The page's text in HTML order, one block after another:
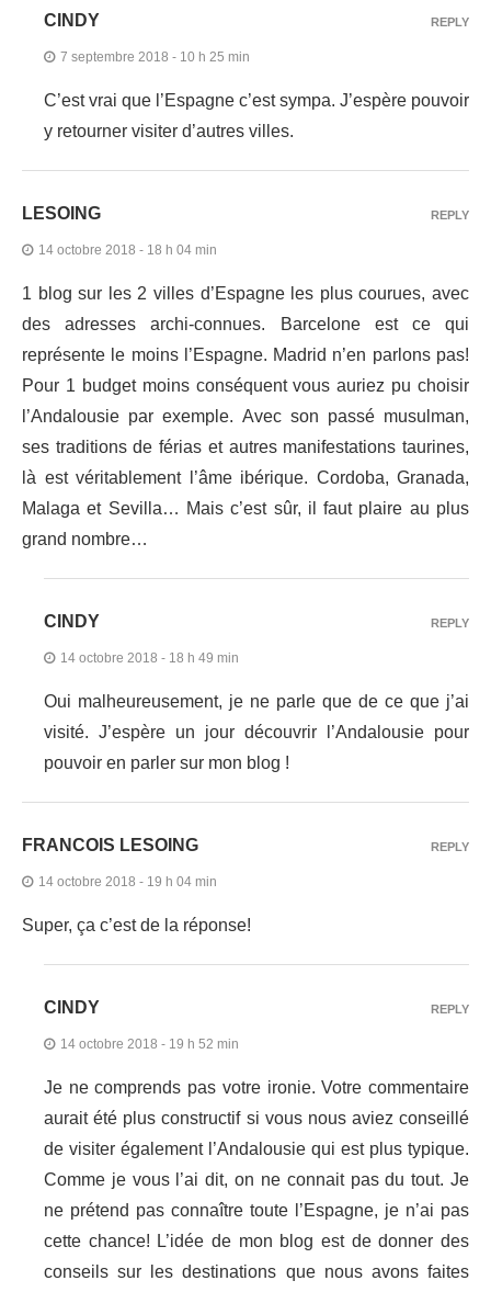
CINDY
7 septembre 2018 - 10 h 25 min
C’est vrai que l’Espagne c’est sympa. J’espère pouvoir
y retourner visiter d’autres villes.
REPLY
LESOING
14 octobre 2018 - 18 h 04 min
1 blog sur les 2 villes d’Espagne les plus courues, avec
des adresses archi-connues. Barcelone est ce qui
représente le moins l’Espagne. Madrid n’en parlons pas!
Pour 1 budget moins conséquent vous auriez pu choisir
l’Andalousie par exemple. Avec son passé musulman,
ses traditions de férias et autres manifestations taurines,
là est véritablement l’âme ibérique. Cordoba, Granada,
Malaga et Sevilla… Mais c’est sûr, il faut plaire au plus
grand nombre…
REPLY
CINDY
14 octobre 2018 - 18 h 49 min
Oui malheureusement, je ne parle que de ce que j’ai
visité. J’espère un jour découvrir l’Andalousie pour
pouvoir en parler sur mon blog !
REPLY
FRANCOIS LESOING
14 octobre 2018 - 19 h 04 min
Super, ça c’est de la réponse!
REPLY
CINDY
14 octobre 2018 - 19 h 52 min
Je ne comprends pas votre ironie. Votre commentaire
aurait été plus constructif si vous nous aviez conseillé
de visiter également l’Andalousie qui est plus typique.
Comme je vous l’ai dit, on ne connait pas du tout. Je
ne prétend pas connaître toute l’Espagne, je n’ai pas
cette chance! L’idée de mon blog est de donner des
conseils sur les destinations que nous avons faites
REPLY